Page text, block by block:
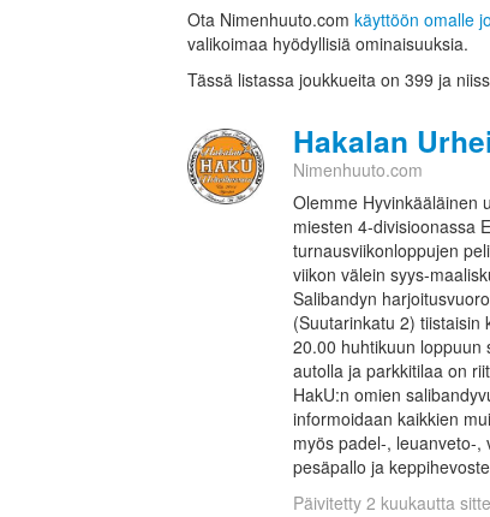
Ota Nimenhuuto.com käyttöön omalle
valikoimaa hyödyllisiä ominaisuuksia.
Tässä listassa joukkueita on 399 ja
Hakalan
Nimenhuuto.com
Olemme Hyvinkääläinen
miesten 4-divisioonassa
turnausviikonloppujen
viikon välein syys-
Salibandyn
(Suutarinkatu 2) tiistaisin
20.00 huhtikuun loppuun
autolla ja parkkitilaa on
HakU:n omien
informoidaan kaikkien
myös padel-, leuanveto-,
pesäpallo ja
Päivitetty 2 kuukautta